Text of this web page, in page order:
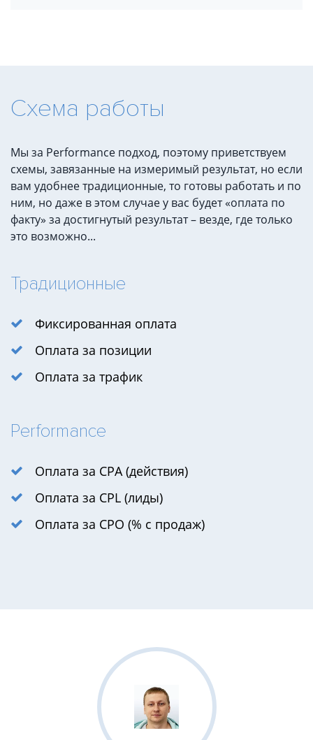
Схема работы
Мы за Performance подход, поэтому приветствуем
схемы, завязанные на измеримый результат, но если
вам удобнее традиционные, то готовы работать и по
ним, но даже в этом случае у вас будет «оплата по
факту» за достигнутый результат – везде, где только
это возможно...
Традиционные
Фиксированная оплата
Оплата за позиции
Оплата за трафик
Performance
Оплата за CPA (действия)
Оплата за CPL (лиды)
Оплата за CPO (% с продаж)